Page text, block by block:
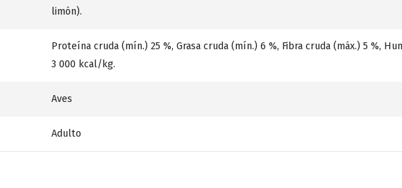
limón).
Proteína cruda (mín.) 25 %, Grasa cruda (mín.) 6 %, Fibra cruda (máx.) 5 %,
3 000 kcal/kg.
Aves
Adulto